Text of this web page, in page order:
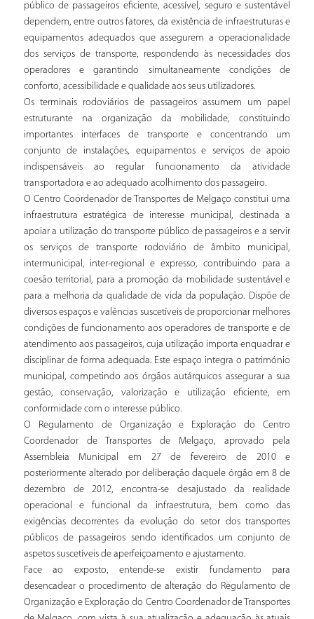
público de passageiros eficiente, acessível, seguro e sustentável
dependem, entre outros fatores, da existência de infraestruturas e
equipamentos adequados que assegurem a operacionalidade
dos serviços de transporte, respondendo às necessidades dos
operadores e garantindo simultaneamente condições de
conforto, acessibilidade e qualidade aos seus utilizadores.
Os terminais rodoviários de passageiros assumem um papel
estruturante na organização da mobilidade, constituindo
importantes interfaces de transporte e concentrando um
conjunto de instalações, equipamentos e serviços de apoio
indispensáveis ao regular funcionamento da atividade
transportadora e ao adequado acolhimento dos passageiro.
O Centro Coordenador de Transportes de Melgaço constitui uma
infraestrutura estratégica de interesse municipal, destinada a
apoiar a utilização do transporte público de passageiros e a servir
os serviços de transporte rodoviário de âmbito municipal,
intermunicipal, inter-regional e expresso, contribuindo para a
coesão territorial, para a promoção da mobilidade sustentável e
para a melhoria da qualidade de vida da população. Dispõe de
diversos espaços e valências suscetíveis de proporcionar melhores
condições de funcionamento aos operadores de transporte e de
atendimento aos passageiros, cuja utilização importa enquadrar e
disciplinar de forma adequada. Este espaço integra o património
municipal, competindo aos órgãos autárquicos assegurar a sua
gestão, conservação, valorização e utilização eficiente, em
conformidade com o interesse público.
O Regulamento de Organização e Exploração do Centro
Coordenador de Transportes de Melgaço, aprovado pela
Assembleia Municipal em 27 de fevereiro de 2010 e
posteriormente alterado por deliberação daquele órgão em 8 de
dezembro de 2012, encontra-se desajustado da realidade
operacional e funcional da infraestrutura, bem como das
exigências decorrentes da evolução do setor dos transportes
públicos de passageiros sendo identificados um conjunto de
aspetos suscetíveis de aperfeiçoamento e ajustamento.
Face ao exposto, entende-se existir fundamento para
desencadear o procedimento de alteração do Regulamento de
Organização e Exploração do Centro Coordenador de Transportes